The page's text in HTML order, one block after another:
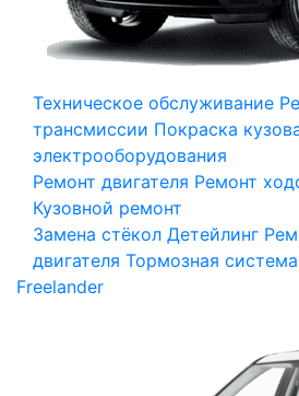
Техническое обслуживание
трансмиссии Покраска
электрооборудования
Ремонт двигателя Ремонт
Кузовной ремонт
Замена стёкол Детейлинг
двигателя Тормозная система
Freelander